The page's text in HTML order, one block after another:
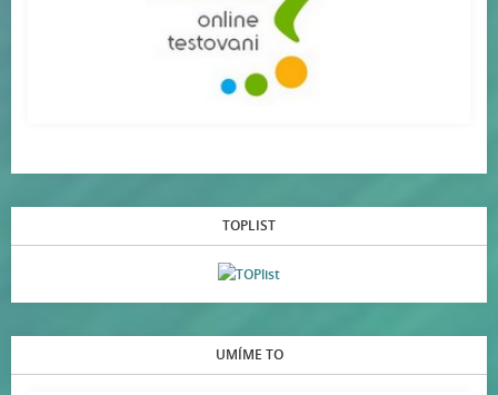
TOPLIST
UMÍME TO